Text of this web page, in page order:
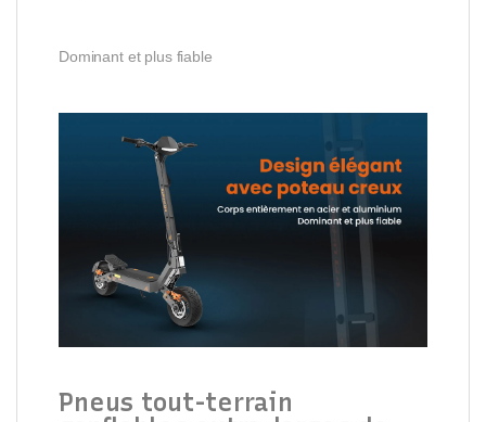
Dominant et plus fiable
Pneus tout-terrain